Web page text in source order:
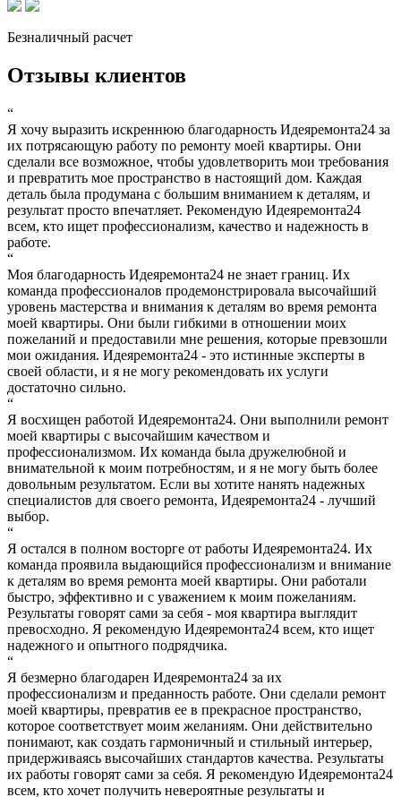
Безналичный расчет
Отзывы клиентов
“
Я хочу выразить искреннюю благодарность Идеяремонта24 за
их потрясающую работу по ремонту моей квартиры. Они
сделали все возможное, чтобы удовлетворить мои требования
и превратить мое пространство в настоящий дом. Каждая
деталь была продумана с большим вниманием к деталям, и
результат просто впечатляет. Рекомендую Идеяремонта24
всем, кто ищет профессионализм, качество и надежность в
работе.
“
Моя благодарность Идеяремонта24 не знает границ. Их
команда профессионалов продемонстрировала высочайший
уровень мастерства и внимания к деталям во время ремонта
моей квартиры. Они были гибкими в отношении моих
пожеланий и предоставили мне решения, которые превзошли
мои ожидания. Идеяремонта24 - это истинные эксперты в
своей области, и я не могу рекомендовать их услуги
достаточно сильно.
“
Я восхищен работой Идеяремонта24. Они выполнили ремонт
моей квартиры с высочайшим качеством и
профессионализмом. Их команда была дружелюбной и
внимательной к моим потребностям, и я не могу быть более
довольным результатом. Если вы хотите нанять надежных
специалистов для своего ремонта, Идеяремонта24 - лучший
выбор.
“
Я остался в полном восторге от работы Идеяремонта24. Их
команда проявила выдающийся профессионализм и внимание
к деталям во время ремонта моей квартиры. Они работали
быстро, эффективно и с уважением к моим пожеланиям.
Результаты говорят сами за себя - моя квартира выглядит
превосходно. Я рекомендую Идеяремонта24 всем, кто ищет
надежного и опытного подрядчика.
“
Я безмерно благодарен Идеяремонта24 за их
профессионализм и преданность работе. Они сделали ремонт
моей квартиры, превратив ее в прекрасное пространство,
которое соответствует моим желаниям. Они действительно
понимают, как создать гармоничный и стильный интерьер,
придерживаясь высочайших стандартов качества. Результаты
их работы говорят сами за себя. Я рекомендую Идеяремонта24
всем, кто хочет получить невероятные результаты и